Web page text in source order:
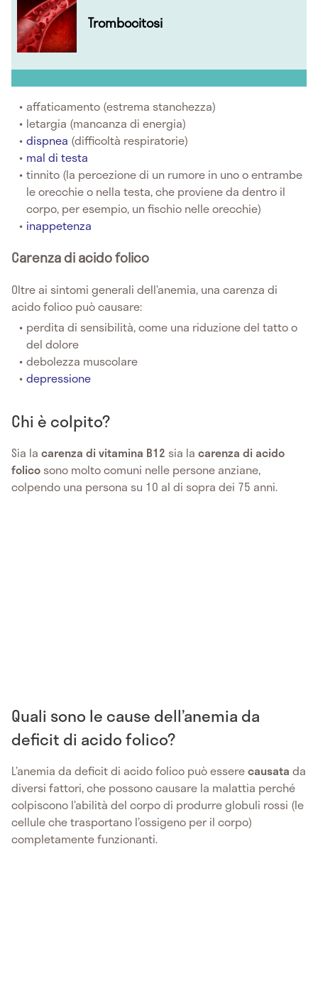
Trombocitosi
affaticamento (estrema stanchezza)
letargia (mancanza di energia)
dispnea (difficoltà respiratorie)
mal di testa
tinnito (la percezione di un rumore in uno o entrambe
le orecchie o nella testa, che proviene da dentro il
corpo, per esempio, un fischio nelle orecchie)
inappetenza
Carenza di acido folico
Oltre ai sintomi generali dell’anemia, una carenza di
acido folico può causare:
perdita di sensibilità, come una riduzione del tatto o
del dolore
debolezza muscolare
depressione
Chi è colpito?
Sia la carenza di vitamina B12 sia la carenza di acido
folico sono molto comuni nelle persone anziane,
colpendo una persona su 10 al di sopra dei 75 anni.
Quali sono le cause dell’anemia da
deficit di acido folico?
L’anemia da deficit di acido folico può esserecausata da
diversi fattori, che possono causare la malattia perché
colpiscono l’abilità del corpo di produrre globuli rossi (le
cellule che trasportano l’ossigeno per il corpo)
completamente funzionanti.